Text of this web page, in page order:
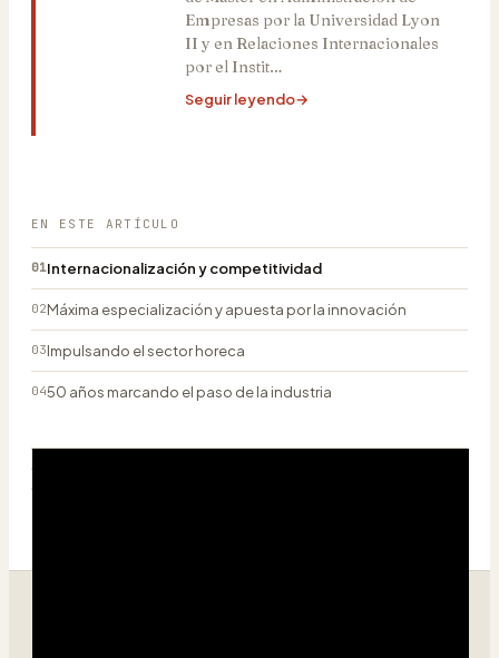
Empresas por la Universidad Lyon
II y en Relaciones Internacionales
por el Instit…
Seguir leyendo→
EN ESTE ARTÍCULO
01Internacionalización y competitividad
02Máxima especialización y apuesta por la innovación
03Impulsando el sector horeca
0450 años marcando el paso de la industria